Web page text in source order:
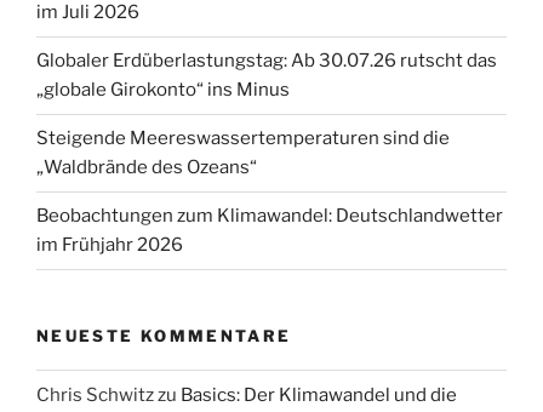
im Juli 2026
Globaler Erdüberlastungstag: Ab 30.07.26 rutscht das
„globale Girokonto“ ins Minus
Steigende Meereswassertemperaturen sind die
„Waldbrände des Ozeans“
Beobachtungen zum Klimawandel: Deutschlandwetter
im Frühjahr 2026
NEUESTE KOMMENTARE
Chris Schwitzzu Basics: Der Klimawandel und die